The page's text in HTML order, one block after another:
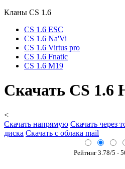
Кланы СS 1.6
CS 1.6 ESC
CS 1.6 Na'Vi
CS 1.6 Virtus pro
CS 1.6 Fnatic
CS 1.6 M19
Cкачать CS 1.6
<
Скачать напрямую Скачать через
диска Скачать с облака mail
Рейтинг 3.78/5 -